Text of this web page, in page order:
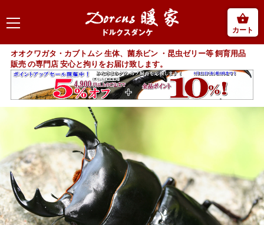
カート
オオクワガタ・カブトムシ 生体、菌糸ビン ・昆虫ゼリー等 飼育用品
販売 の専門店 安心と拘りをお届け致します。